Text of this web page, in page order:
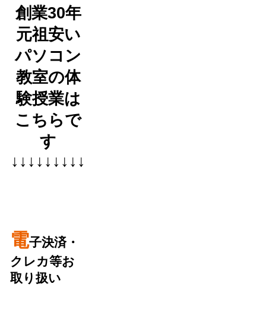
創業30年
元祖安い
パソコン
教室の体
験授業は
こちらで
す
↓↓↓↓↓↓↓↓↓
電子決済・
クレカ等お
取り扱い